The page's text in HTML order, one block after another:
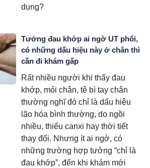
dụng?
Tưởng đau khớp ai ngờ UT phổi,
có những dấu hiệu này ở chân thì
cần đi khám gấp
Rất nhiều người khi thấy đau
khớp, mỏi chân, tê bì tay chân
thường nghĩ đó chỉ là dấu hiệu
lão hóa bình thường, do ngồi
nhiều, thiếu canxi hay thời tiết
thay đổi. Nhưng ít ai ngờ, có
những trường hợp tưởng “chỉ là
đau khớp”, đến khi khám mới